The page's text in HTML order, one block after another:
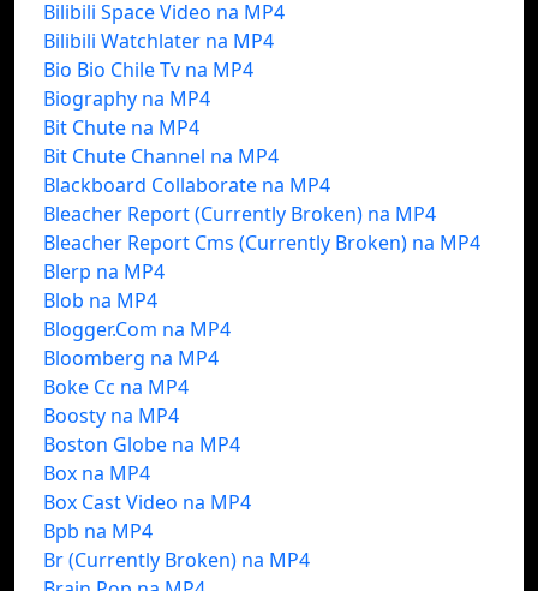
Bilibili Space Video na MP4
Bilibili Watchlater na MP4
Bio Bio Chile Tv na MP4
Biography na MP4
Bit Chute na MP4
Bit Chute Channel na MP4
Blackboard Collaborate na MP4
Bleacher Report (Currently Broken) na MP4
Bleacher Report Cms (Currently Broken) na MP4
Blerp na MP4
Blob na MP4
Blogger.Com na MP4
Bloomberg na MP4
Boke Cc na MP4
Boosty na MP4
Boston Globe na MP4
Box na MP4
Box Cast Video na MP4
Bpb na MP4
Br (Currently Broken) na MP4